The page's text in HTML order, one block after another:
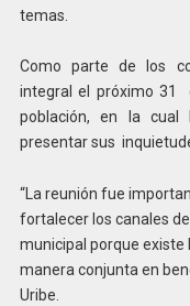
temas.
Como parte de los
integral el próximo 31
población, en la cual
presentar sus
“La reunión fue
fortalecer los canales
municipal porque existe
manera conjunta en
Uribe.